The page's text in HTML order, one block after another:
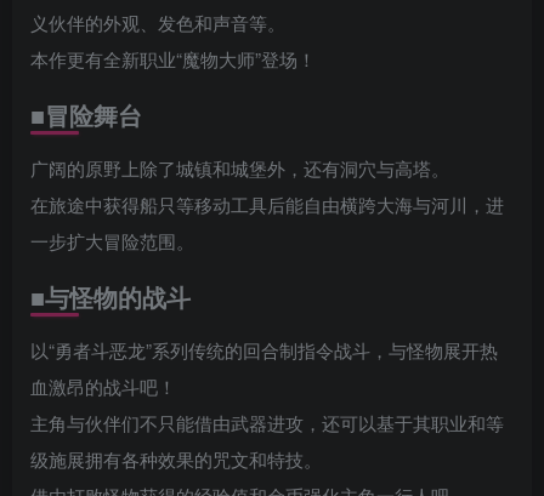
义伙伴的外观、发色和声音等。
本作更有全新职业“魔物大师”登场！
■冒险舞台
广阔的原野上除了城镇和城堡外，还有洞穴与高塔。
在旅途中获得船只等移动工具后能自由横跨大海与河川，进
一步扩大冒险范围。
■与怪物的战斗
以“勇者斗恶龙”系列传统的回合制指令战斗，与怪物展开热
血激昂的战斗吧！
主角与伙伴们不只能借由武器进攻，还可以基于其职业和等
级施展拥有各种效果的咒文和特技。